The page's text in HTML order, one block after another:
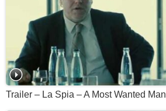
Trailer – La Spia – A Most Wanted Man